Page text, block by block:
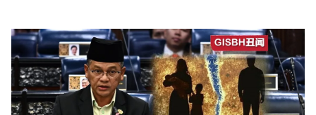
因此，州政府提醒民众提前购买所需物品，避免因开斋节首
日超市关闭而引发抢购潮。
不过，希尔米也透露，若有超市或购物中心提出申请，州政
府也会视情况作出弹性安排，允许其延长营业至午夜
12AM，方便民众在佳节前做最后准备。